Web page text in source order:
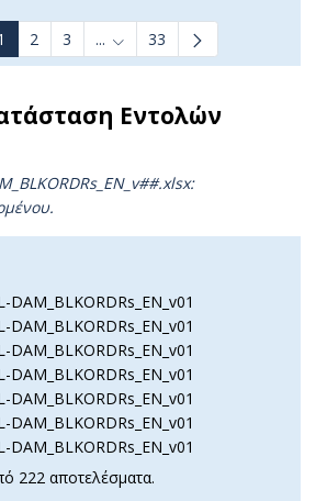
2 3 ... Ενδιάμεσες σελίδες Use
33
Εντολών
222 αποτελέσματα.